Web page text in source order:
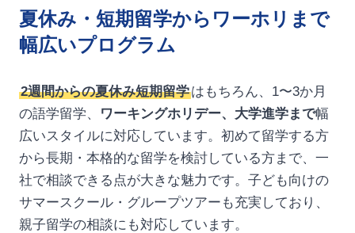
夏休み・短期留学からワーホリまで
幅広いプログラム
2週間からの夏休み短期留学はもちろん、1〜3か月
の語学留学、
ワーキングホリデー、大学進学まで幅
広いスタイルに対応しています。初めて留学する方
から長期・本格的な留学を検討している方まで、一
社で相談できる点が大きな魅力です。子ども向けの
サマースクール・グループツアーも充実しており、
親子留学の相談にも対応しています。